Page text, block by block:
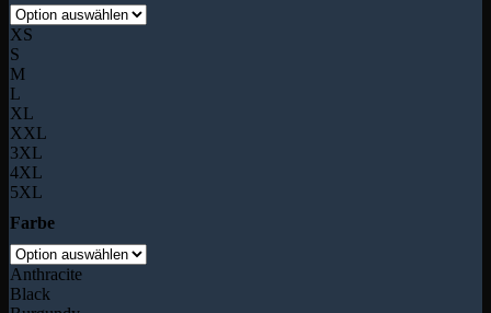
XS
S
M
L
XL
XXL
3XL
4XL
5XL
Farbe
Anthracite
Black